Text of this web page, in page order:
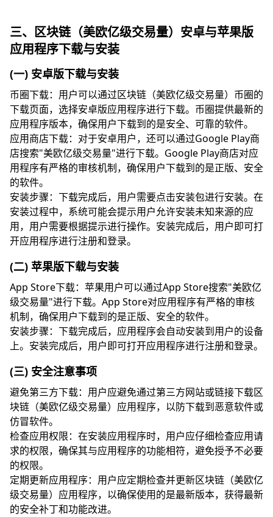
三、区块链（美欧亿级交易量）安卓与苹果版
应用程序下载与安装
(一) 安卓版下载与安装
币圈下载：用户可以通过区块链（美欧亿级交易量）币圈的
下载页面，选择安卓版应用程序进行下载。币圈提供最新的
应用程序版本，确保用户下载到的是安全、可靠的软件。
应用商店下载：对于安卓用户，还可以通过Google Play商
店搜索"美欧亿级交易量"进行下载。Google Play商店对应
用程序有严格的审核机制，确保用户下载到的是正版、安全
的软件。
安装步骤：下载完成后，用户需要点击安装包进行安装。在
安装过程中，系统可能会提示用户允许安装未知来源的应
用，用户需要根据提示进行操作。安装完成后，用户即可打
开应用程序进行注册和登录。
(二) 苹果版下载与安装
App Store下载：苹果用户可以通过App Store搜索"美欧亿
级交易量"进行下载。App Store对应用程序有严格的审核
机制，确保用户下载到的是正版、安全的软件。
安装步骤：下载完成后，应用程序会自动安装到用户的设备
上。安装完成后，用户即可打开应用程序进行注册和登录。
(三) 安全注意事项
避免第三方下载：用户应避免通过第三方网站或链接下载区
块链（美欧亿级交易量）应用程序，以防下载到恶意软件或
仿冒软件。
检查应用权限：在安装应用程序时，用户应仔细检查应用请
求的权限，确保其与应用程序的功能相符，避免授予不必要
的权限。
定期更新应用程序：用户应定期检查并更新区块链（美欧亿
级交易量）应用程序，以确保使用的是最新版本，获得最新
的安全补丁和功能改进。